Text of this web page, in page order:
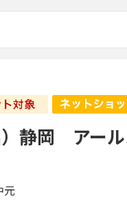
静岡 アール
元